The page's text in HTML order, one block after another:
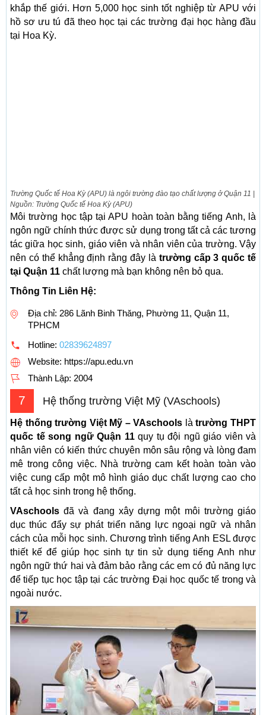
khắp thế giới. Hơn 5,000 học sinh tốt nghiệp từ APU với
hồ sơ ưu tú đã theo học tại các trường đại học hàng đầu
tại Hoa Kỳ.
Trường Quốc tế Hoa Kỳ (APU) là ngôi trường đào tạo chất lượng ở Quận 11 |
Nguồn: Trường Quốc tế Hoa Kỳ (APU)
Môi trường học tập tại APU hoàn toàn bằng tiếng Anh, là
ngôn ngữ chính thức được sử dụng trong tất cả các tương
tác giữa học sinh, giáo viên và nhân viên của trường. Vậy
nên có thể khẳng định rằng đây là trường cấp 3 quốc tế
tại Quận 11 chất lượng mà bạn không nên bỏ qua.
Thông Tin Liên Hệ:
Địa chỉ: 286 Lãnh Binh Thăng, Phường 11, Quận 11,
TPHCM
Hotline: 02839624897
Website: https://apu.edu.vn
Thành Lập: 2004
7 Hệ thống trường Việt Mỹ (VAschools)
Hệ thống trường Việt Mỹ – VAschools là trường THPT
quốc tế song ngữ Quận 11quy tụ đội ngũ giáo viên và
nhân viên có kiến thức chuyên môn sâu rộng và lòng đam
mê trong công việc. Nhà trường cam kết hoàn toàn vào
việc cung cấp một mô hình giáo dục chất lượng cao cho
tất cả học sinh trong hệ thống.
VAschools đã và đang xây dựng một môi trường giáo
dục thúc đẩy sự phát triển năng lực ngoại ngữ và nhân
cách của mỗi học sinh. Chương trình tiếng Anh ESL được
thiết kế để giúp học sinh tự tin sử dụng tiếng Anh như
ngôn ngữ thứ hai và đảm bảo rằng các em có đủ năng lực
để tiếp tục học tập tại các trường Đại học quốc tế trong và
ngoài nước.